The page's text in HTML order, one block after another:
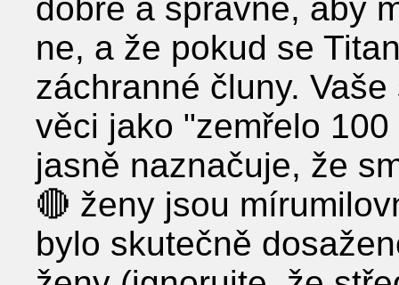
dobré a správné, aby
ne, a že pokud se
záchranné čluny.
věci jako "zemřelo
jasně naznačuje, že
🔴 ženy jsou
bylo skutečně